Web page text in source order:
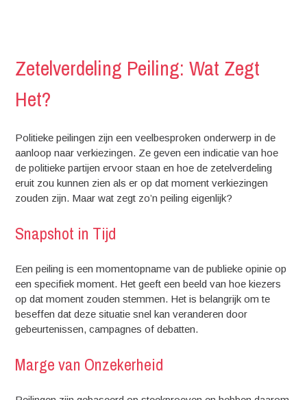
Zetelverdeling Peiling: Wat Zegt
Het?
Politieke peilingen zijn een veelbesproken onderwerp in de
aanloop naar verkiezingen. Ze geven een indicatie van hoe
de politieke partijen ervoor staan en hoe de zetelverdeling
eruit zou kunnen zien als er op dat moment verkiezingen
zouden zijn. Maar wat zegt zo’n peiling eigenlijk?
Snapshot in Tijd
Een peiling is een momentopname van de publieke opinie op
een specifiek moment. Het geeft een beeld van hoe kiezers
op dat moment zouden stemmen. Het is belangrijk om te
beseffen dat deze situatie snel kan veranderen door
gebeurtenissen, campagnes of debatten.
Marge van Onzekerheid